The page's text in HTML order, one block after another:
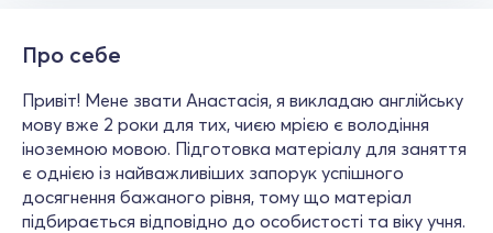
Про себе
Привіт! Мене звати Анастасія, я викладаю англійську
мову вже 2 роки для тих, чиєю мрією є володіння
іноземною мовою. Підготовка матеріалу для заняття
є однією із найважливіших запорук успішного
досягнення бажаного рівня, тому що матеріал
підбирається відповідно до особистості та віку учня.